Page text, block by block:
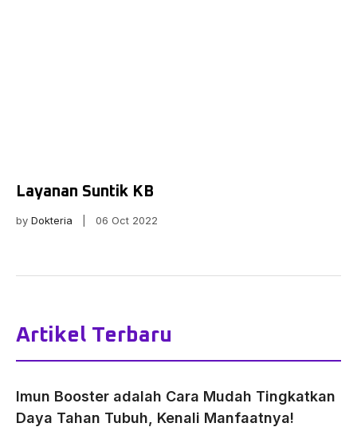
Layanan Suntik KB
by Dokteria | 06 Oct 2022
Artikel Terbaru
Imun Booster adalah Cara Mudah Tingkatkan
Daya Tahan Tubuh, Kenali Manfaatnya!